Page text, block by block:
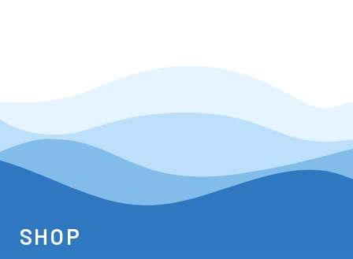
SHOP